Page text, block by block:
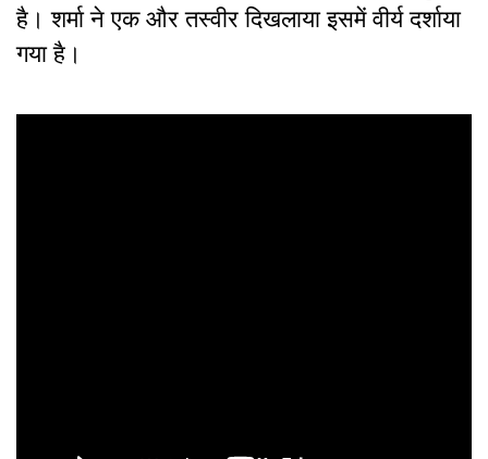
है। शर्मा ने एक और तस्वीर दिखलाया इसमें वीर्य दर्शाया
गया है।